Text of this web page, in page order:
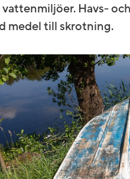
vattenmiljöer. Havs-
medel till skrotning.